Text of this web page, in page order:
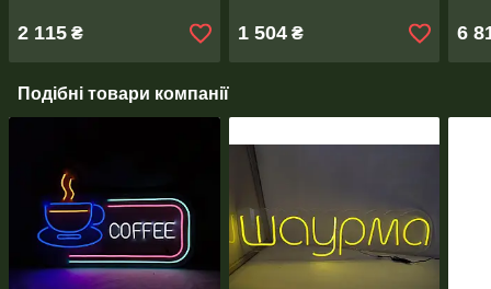
2 115 ₴ 1 504₴ 6
Подібні товари компанії